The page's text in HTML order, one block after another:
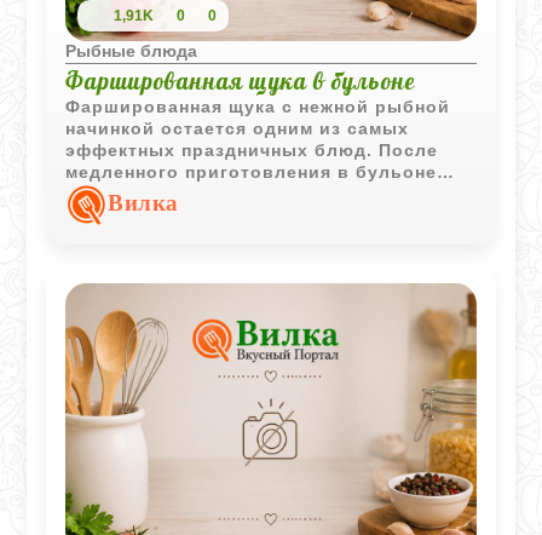
1,91K 0 0
Рыбные блюда
Фаршированная щука в бульоне
Фаршированная щука с нежной рыбной
начинкой остается одним из самых
эффектных праздничных блюд. После
медленного приготовления в бульоне
рыба получается сочной, ароматной и
хорошо держит форму при нарезке.
Вилка